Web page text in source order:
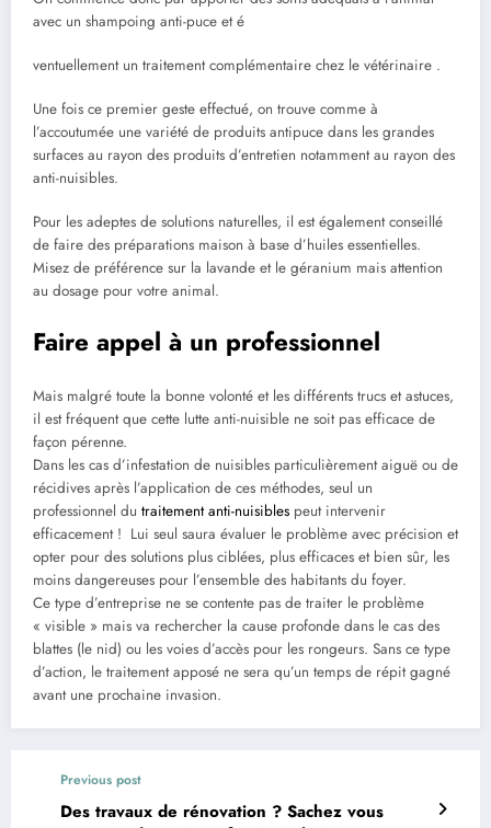
avec un shampoing anti-puce et é
ventuellement un traitement complémentaire chez le vétérinaire .
Une fois ce premier geste effectué, on trouve comme à
l’accoutumée une variété de produits antipuce dans les grandes
surfaces au rayon des produits d’entretien notamment au rayon des
anti-nuisibles.
Pour les adeptes de solutions naturelles, il est également conseillé
de faire des préparations maison à base d’huiles essentielles.
Misez de préférence sur la lavande et le géranium mais attention
au dosage pour votre animal.
Faire appel à un professionnel
Mais malgré toute la bonne volonté et les différents trucs et astuces,
il est fréquent que cette lutte anti-nuisible ne soit pas efficace de
façon pérenne.
Dans les cas d’infestation de nuisibles particulièrement aiguë ou de
récidives après l’application de ces méthodes, seul un
professionnel du traitement anti-nuisibles peut intervenir
efficacement ! Lui seul saura évaluer le problème avec précision et
opter pour des solutions plus ciblées, plus efficaces et bien sûr, les
moins dangereuses pour l’ensemble des habitants du foyer.
Ce type d’entreprise ne se contente pas de traiter le problème
« visible » mais va rechercher la cause profonde dans le cas des
blattes (le nid) ou les voies d’accès pour les rongeurs. Sans ce type
d’action, le traitement apposé ne sera qu’un temps de répit gagné
avant une prochaine invasion.
Previous post
Des travaux de rénovation ? Sachez vous